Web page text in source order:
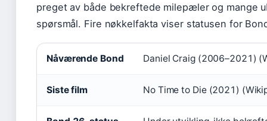
preget av både bekreftede milepæler og mange
spørsmål. Fire nøkkelfakta viser statusen for
Nåværende Bond Daniel Craig (2006–2021)
Siste film No Time to Die (2021)